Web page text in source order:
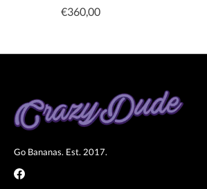
€360,00
Go Bananas. Est. 2017.